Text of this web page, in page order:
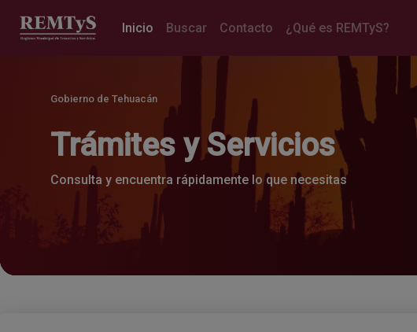
Inicio (current)
Buscar Contacto ¿Qué es REMTyS?
Gobierno de Tehuacán
Trámites y Servicios
Consulta y encuentra rápidamente lo que necesitas